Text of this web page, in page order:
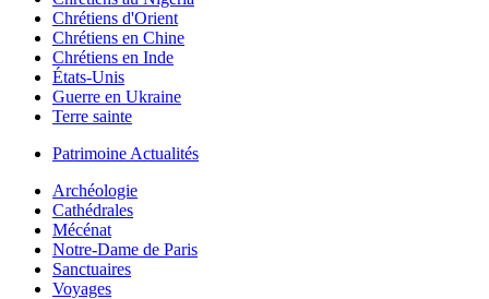
Chrétiens d'Orient
Chrétiens en Chine
Chrétiens en Inde
États-Unis
Guerre en Ukraine
Terre sainte
Patrimoine Actualités
Archéologie
Cathédrales
Mécénat
Notre-Dame de Paris
Sanctuaires
Voyages